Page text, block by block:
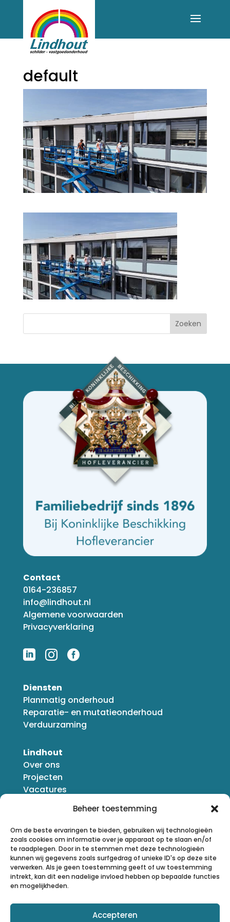
Beheer toestemming
Om de beste ervaringen te bieden, gebruiken wij technologieën
zoals cookies om informatie over je apparaat op te slaan en/of
te raadplegen. Door in te stemmen met deze technologieën
kunnen wij gegevens zoals surfgedrag of unieke ID's op deze site
verwerken. Als je geen toestemming geeft of uw toestemming
intrekt, kan dit een nadelige invloed hebben op bepaalde functies
en mogelijkheden.
Accepteren
default
Zoeken
Lindhout
Over ons
Projecten
Vacatures
Diensten
Planmatig onderhoud
Reparatie- en mutatieonderhoud
Verduurzaming
Contact
0164-236857
info@lindhout.nl
Algemene voorwaarden
Privacyverklaring
  